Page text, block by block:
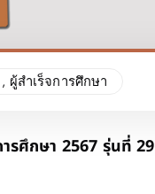
, ผู้สำเร็จการศึกษา
รศึกษา 2567 รุ่นที่ 29